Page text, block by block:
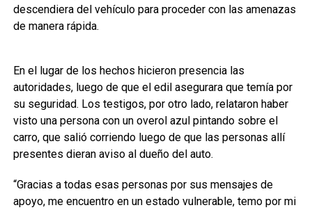
descendiera del vehículo para proceder con las amenazas
de manera rápida.
En el lugar de los hechos hicieron presencia las
autoridades, luego de que el edil asegurara que temía por
su seguridad. Los testigos, por otro lado, relataron haber
visto una persona con un overol azul pintando sobre el
carro, que salió corriendo luego de que las personas allí
presentes dieran aviso al dueño del auto.
“Gracias a todas esas personas por sus mensajes de
apoyo, me encuentro en un estado vulnerable, temo por mi